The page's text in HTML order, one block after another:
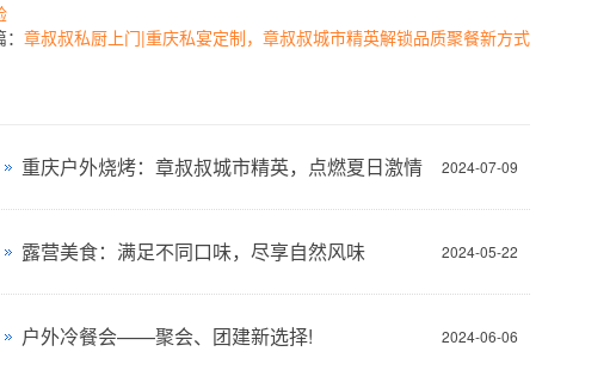
章叔叔私厨上门|重庆私宴定制，章叔叔城市精英解锁品质聚餐新方式
2024-07-09
重庆户外烧烤：章叔叔城市精英，点燃夏日激情
2024-05-22
露营美食：满足不同口味，尽享自然风味
2024-06-06
户外冷餐会——聚会、团建新选择!